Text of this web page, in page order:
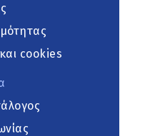
cookies